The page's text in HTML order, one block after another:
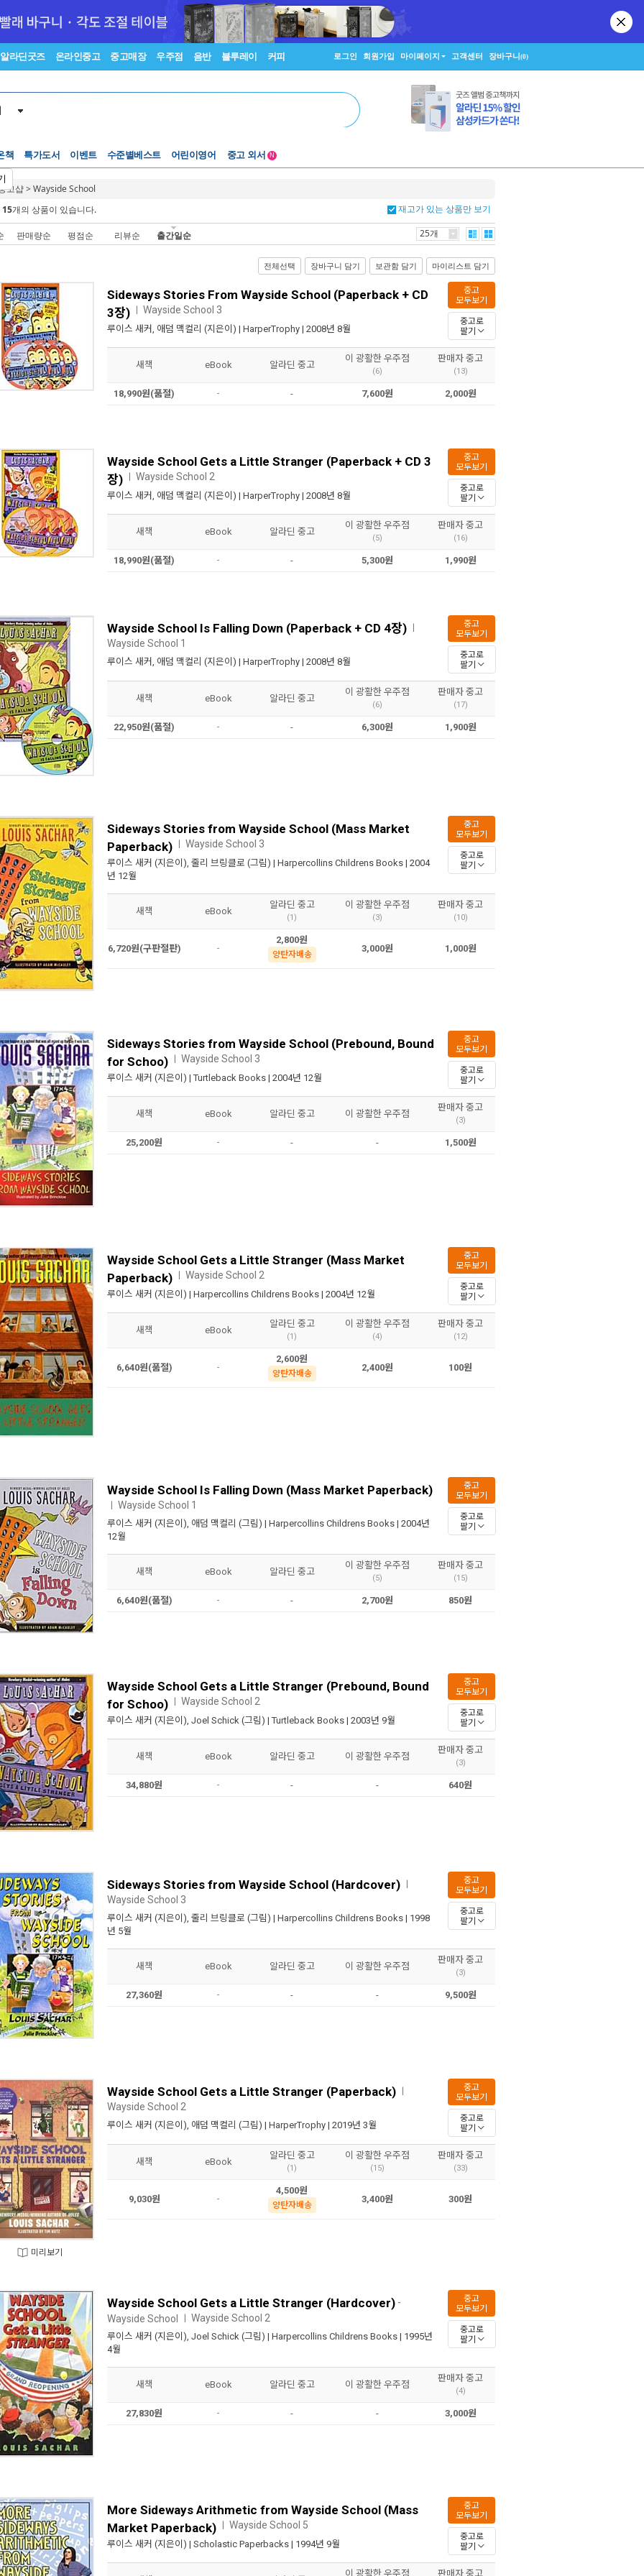
알라딘굿즈 온라인중고 중고매장 우주점 음반 블루레이 커피 로그인 회원가입 마이페이지 고객센터 장바구니(0)
책 특가도서 이벤트
수준별베스트
어린이영어
중고 외서
N
고샵>Wayside School
재고가 있는 상품만 보기
15개의 상품이 있습니다.
판매량순 평점순 리뷰순 출간일순 25개
전체선택 장바구니 담기 보관함 담기 마이리스트 담기
Sideways Stories From Wayside School (Paperback + CD
3장) Wayside School 3
루이스 새커 애덤 맥컬리 (지은이) | HarperTrophy | 2008년 8월
중고
모두보기
중고로
팔기
새책 eBook 알라딘 중고
이 광활한 우주점
(6)
판매자 중고
(13)
18,990원(품절) - - 7,600원 2,000원
Wayside School Gets a Little Stranger (Paperback + CD 3
장) Wayside School 2
루이스 새커 애덤 맥컬리 (지은이) | HarperTrophy | 2008년 8월
중고
모두보기
중고로
팔기
새책 eBook 알라딘 중고
이 광활한 우주점
(5)
판매자 중고
(16)
18,990원(품절) - - 5,300원 1,990원
Wayside School Is Falling Down (Paperback + CD 4장)
Wayside School 1
루이스 새커 , 애덤 맥컬리 (지은이) | HarperTrophy | 2008년 8월
중고
모두보기
중고로
팔기
새책 eBook 알라딘 중고
이 광활한 우주점
(6)
판매자 중고
(17)
22,950원(품절) - - 6,300원 1,900원
Sideways Stories from Wayside School (Mass Market
Paperback) Wayside School 3
루이스 새커 (지은이), 줄리 브링클로 (그림) | Harpercollins Childrens Books | 2004
년 12월
중고
모두보기
중고로
팔기
새책 eBook
알라딘 중고
(1)
이 광활한 우주점
(3)
판매자 중고
(10)
6,720원(구판절판) -
2,800원
양탄자배송
3,000원 1,000원
Sideways Stories from Wayside School (Prebound, Bound
for Schoo) Wayside School 3
루이스 새커 (지은이) |Turtleback Books | 2004년 12월
중고
모두보기
중고로
팔기
새책 eBook 알라딘 중고 이 광활한 우주점
판매자 중고
(3)
25,200원 - - - 1,500원
Wayside School Gets a Little Stranger (Mass Market
Paperback) Wayside School 2
루이스 새커 (지은이) | Harpercollins Childrens Books | 2004년 12월
중고
모두보기
중고로
팔기
새책 eBook
알라딘 중고
(1)
이 광활한 우주점
(4)
판매자 중고
(12)
6,640원(품절) -
2,600원
양탄자배송
2,400원 100원
Wayside School Is Falling Down (Mass Market Paperback)
Wayside School 1
루이스 새커 (지은이), 애덤 맥컬리 (그림) | Harpercollins Childrens Books | 2004년
12월
중고
모두보기
중고로
팔기
새책 eBook 알라딘 중고
이 광활한 우주점
(5)
판매자 중고
(15)
6,640원(품절) - - 2,700원 850원
Wayside School Gets a Little Stranger (Prebound, Bound
for Schoo) Wayside School 2
루이스 새커 (지은이), Joel Schick (그림) |Turtleback Books | 2003년 9월
중고
모두보기
중고로
팔기
새책 eBook 알라딘 중고 이 광활한 우주점
판매자 중고
(3)
34,880원 - - - 640원
Sideways Stories from Wayside School (Hardcover)
Wayside School 3
루이스 새커 (지은이), 줄리 브링클로 (그림) | Harpercollins Childrens Books | 1998
년 5월
중고
모두보기
중고로
팔기
새책 eBook 알라딘 중고 이 광활한 우주점
판매자 중고
(3)
27,360원 - - - 9,500원
미리보기
Wayside School Gets a Little Stranger (Paperback)
Wayside School 2
루이스 새커 (지은이), 애덤 맥컬리 (그림) | HarperTrophy | 2019년 3월
중고
모두보기
중고로
팔기
새책 eBook
알라딘 중고
(1)
이 광활한 우주점
(15)
판매자 중고
(33)
9,030원 -
4,500원
양탄자배송
3,400원 300원
Wayside School Gets a Little Stranger (Hardcover) -
Wayside School Wayside School 2
루이스 새커 (지은이), Joel Schick (그림) | Harpercollins Childrens Books | 1995년
4월
중고
모두보기
중고로
팔기
새책 eBook 알라딘 중고 이 광활한 우주점
판매자 중고
(4)
27,830원 - - - 3,000원
More Sideways Arithmetic from Wayside School (Mass
Market Paperback) Wayside School 5
루이스 새커 (지은이) | Scholastic Paperbacks | 1994년 9월
중고
모두보기
중고로
팔기
이 광활한 우주점 판매자 중고